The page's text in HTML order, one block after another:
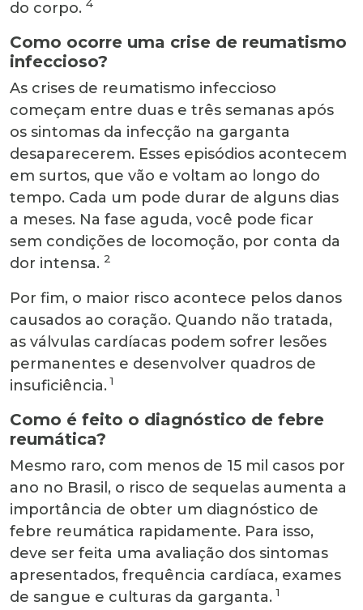
do corpo. 4
Como ocorre uma crise de reumatismo
infeccioso?
As crises de reumatismo infeccioso
começam entre duas e três semanas após
os sintomas da infecção na garganta
desaparecerem. Esses episódios acontecem
em surtos, que vão e voltam ao longo do
tempo. Cada um pode durar de alguns dias
a meses. Na fase aguda, você pode ficar
sem condições de locomoção, por conta da
dor intensa. 2
Por fim, o maior risco acontece pelos danos
causados ao coração. Quando não tratada,
as válvulas cardíacas podem sofrer lesões
permanentes e desenvolver quadros de
insuficiência. 1
Como é feito o diagnóstico de febre
reumática?
Mesmo raro, com menos de 15 mil casos por
ano no Brasil, o risco de sequelas aumenta a
importância de obter um diagnóstico de
febre reumática rapidamente. Para isso,
deve ser feita uma avaliação dos sintomas
apresentados, frequência cardíaca, exames
de sangue e culturas da garganta. 1